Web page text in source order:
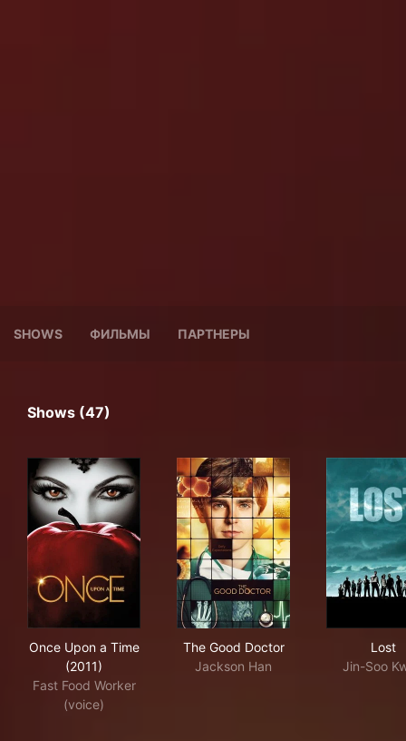
SHOWS ФИЛЬМЫ ПАРТНЕРЫ
Shows (47)
Once Upon a Time
(2011)
Fast Food Worker
(voice)
The Good Doctor
Jackson Han
Lost
Jin-Soo